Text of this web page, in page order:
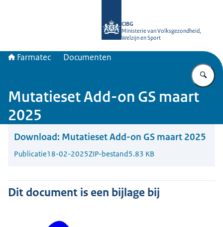
CIBG
Ministerie van Volksgezondheid,
Welzijn en Sport
Farmatec Documenten
Mutatieset Add-on GS maart
2025
Download: Mutatieset Add-on GS maart 2025
Publicatie18-02-2025ZIP-bestand5.83 KB
Dit document is een bijlage bij